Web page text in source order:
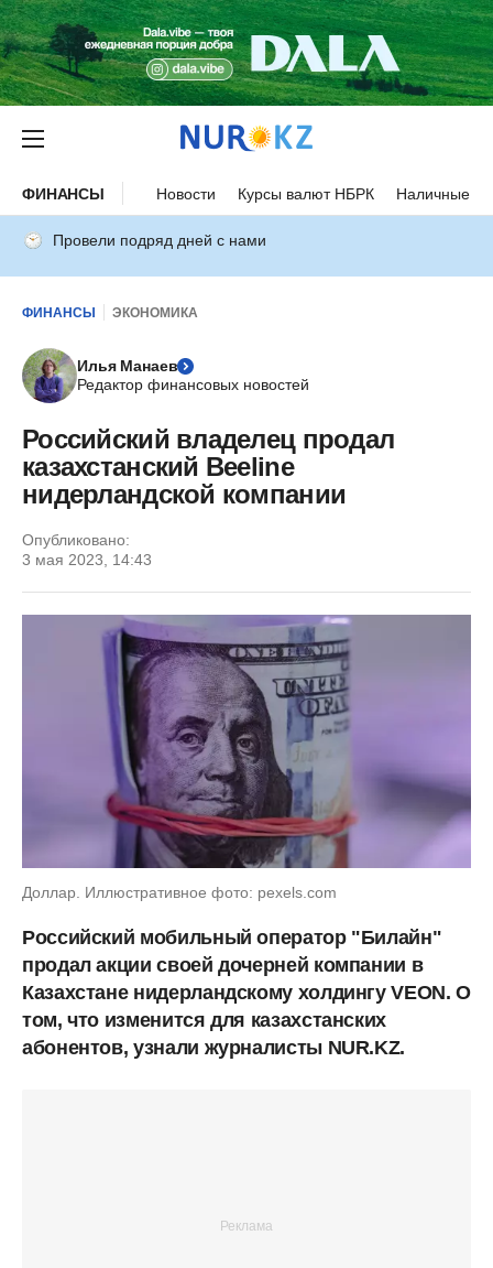
ФИНАНСЫ Новости Курсы валют НБРК Наличные
Провели подряд дней с нами
ФИНАНСЫ ЭКОНОМИКА
Илья Манаев
Редактор финансовых новостей
Российский владелец продал
казахстанский Beeline
нидерландской компании
Опубликовано:
3 мая 2023, 14:43
Доллар. Иллюстративное фото: pexels.com
Российский мобильный оператор "Билайн"
продал акции своей дочерней компании в
Казахстане нидерландскому холдингу VEON. О
том, что изменится для казахстанских
абонентов, узнали журналисты NUR.KZ.